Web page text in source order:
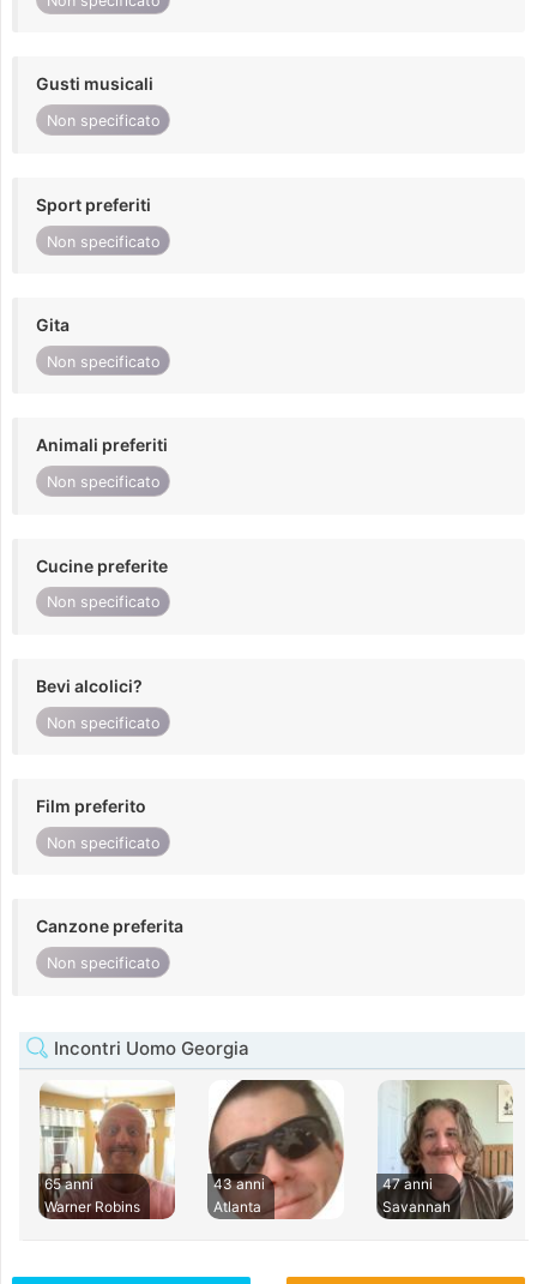
Gusti musicali
Non specificato
Sport preferiti
Non specificato
Gita
Non specificato
Animali preferiti
Non specificato
Cucine preferite
Non specificato
Bevi alcolici?
Non specificato
Film preferito
Non specificato
Canzone preferita
Non specificato
Incontri Uomo Georgia
65 anni
Warner Robins
43 anni
Atlanta
47 anni
Savannah